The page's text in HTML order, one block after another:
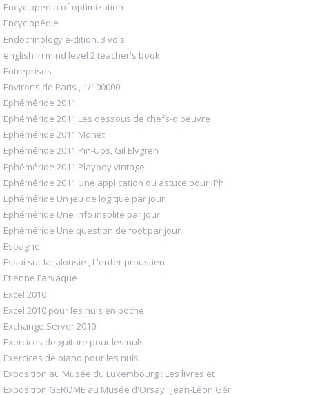
Encyclopedia of optimization
Encyclopédie
Endocrinology e-dition. 3 vols
english in mind level 2 teacher's book
Entreprises
Environs de Paris , 1/100000
Ephéméride 2011
Ephéméride 2011 Les dessous de chefs-d'oeuvre
Ephéméride 2011 Monet
Ephéméride 2011 Pin-Ups, Gil Elvgren
Ephéméride 2011 Playboy vintage
Ephéméride 2011 Une application ou astuce pour iPh
Ephéméride Un jeu de logique par jour
Ephéméride Une info insolite par jour
Ephéméride Une question de foot par jour
Espagne
Essai sur la jalousie , L'enfer proustien
Etienne Farvaque
Excel 2010
Excel 2010 pour les nuls en poche
Exchange Server 2010
Exercices de guitare pour les nuls
Exercices de piano pour les nuls
Exposition au Musée du Luxembourg : Les livres et
Exposition GEROME au Musée d'Orsay : Jean-Léon Gér